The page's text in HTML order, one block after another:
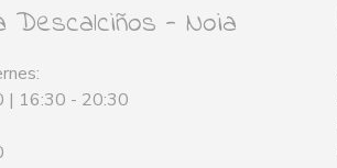
Descalciños - Noia
| 16:30 - 20:30